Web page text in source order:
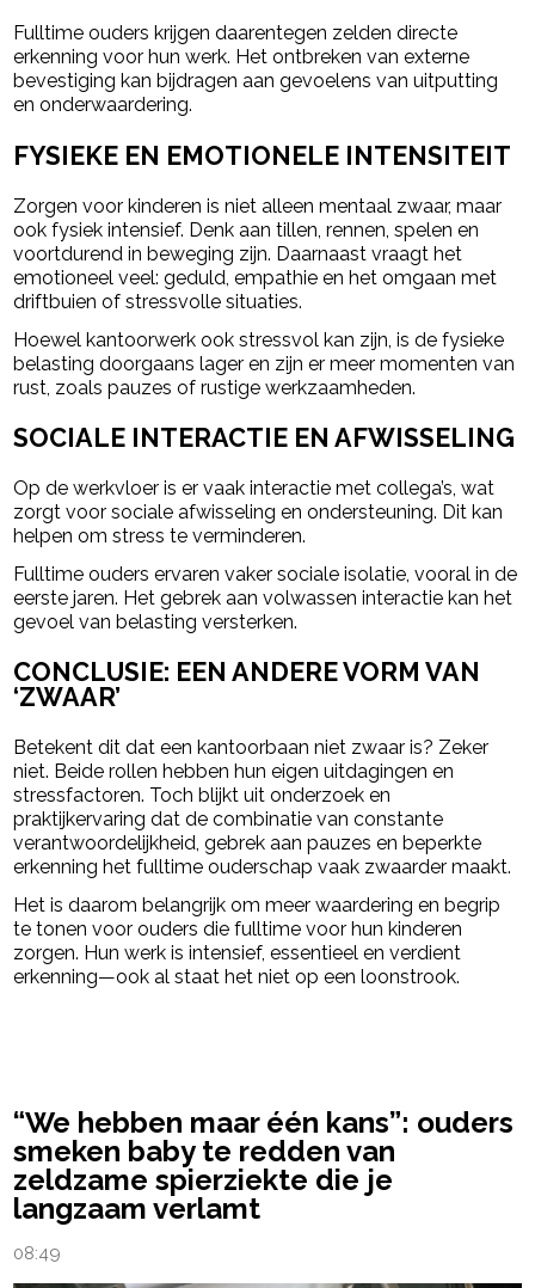
Fulltime ouders krijgen daarentegen zelden directe
erkenning voor hun werk. Het ontbreken van externe
bevestiging kan bijdragen aan gevoelens van uitputting
en onderwaardering.
FYSIEKE EN EMOTIONELE INTENSITEIT
Zorgen voor kinderen is niet alleen mentaal zwaar, maar
ook fysiek intensief. Denk aan tillen, rennen, spelen en
voortdurend in beweging zijn. Daarnaast vraagt het
emotioneel veel: geduld, empathie en het omgaan met
driftbuien of stressvolle situaties.
Hoewel kantoorwerk ook stressvol kan zijn, is de fysieke
belasting doorgaans lager en zijn er meer momenten van
rust, zoals pauzes of rustige werkzaamheden.
SOCIALE INTERACTIE EN AFWISSELING
Op de werkvloer is er vaak interactie met collega’s, wat
zorgt voor sociale afwisseling en ondersteuning. Dit kan
helpen om stress te verminderen.
Fulltime ouders ervaren vaker sociale isolatie, vooral in de
eerste jaren. Het gebrek aan volwassen interactie kan het
gevoel van belasting versterken.
CONCLUSIE: EEN ANDERE VORM VAN
‘ZWAAR’
Betekent dit dat een kantoorbaan niet zwaar is? Zeker
niet. Beide rollen hebben hun eigen uitdagingen en
stressfactoren. Toch blijkt uit onderzoek en
praktijkervaring dat de combinatie van constante
verantwoordelijkheid, gebrek aan pauzes en beperkte
erkenning het fulltime ouderschap vaak zwaarder maakt.
Het is daarom belangrijk om meer waardering en begrip
te tonen voor ouders die fulltime voor hun kinderen
zorgen. Hun werk is intensief, essentieel en verdient
erkenning—ook al staat het niet op een loonstrook.
“We hebben maar één kans”: ouders
smeken baby te redden van
zeldzame spierziekte die je
langzaam verlamt
08:49